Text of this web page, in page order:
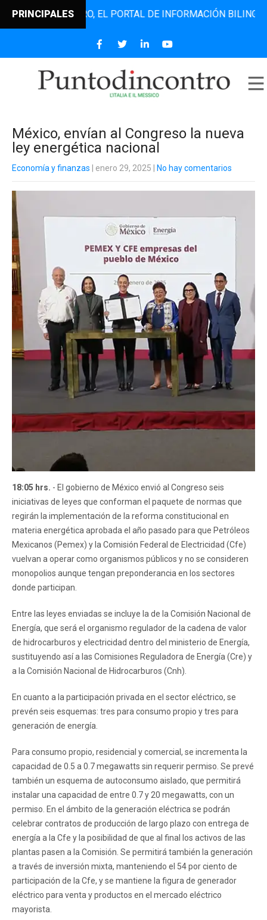
PRINCIPALESEL PORTAL DE INFORMACIÓN BILINGÜE
México, envían al Congreso la nueva
ley energética nacional
Economía y finanzas | enero 29, 2025 No hay comentarios
18:05 hrs. - El gobierno de México envió al Congreso seis
iniciativas de leyes que conforman el paquete de normas que
regirán la implementación de la reforma constitucional en
materia energética aprobada el año pasado para que Petróleos
Mexicanos (Pemex) y la Comisión Federal de Electricidad (Cfe)
vuelvan a operar como organismos públicos y no se consideren
monopolios aunque tengan preponderancia en los sectores
donde participan.
Entre las leyes enviadas se incluye la de la Comisión Nacional de
Energía, que será el organismo regulador de la cadena de valor
de hidrocarburos y electricidad dentro del ministerio de Energía,
sustituyendo así a las Comisiones Reguladora de Energía (Cre) y
a la Comisión Nacional de Hidrocarburos (Cnh).
En cuanto a la participación privada en el sector eléctrico, se
prevén seis esquemas: tres para consumo propio y tres para
generación de energía.
Para consumo propio, residencial y comercial, se incrementa la
capacidad de 0.5 a 0.7 megawatts sin requerir permiso. Se prevé
también un esquema de autoconsumo aislado, que permitirá
instalar una capacidad de entre 0.7 y 20 megawatts, con un
permiso. En el ámbito de la generación eléctrica se podrán
celebrar contratos de producción de largo plazo con entrega de
energía a la Cfe y la posibilidad de que al final los activos de las
plantas pasen a la Comisión. Se permitirá también la generación
a través de inversión mixta, manteniendo el 54 por ciento de
participación de la Cfe, y se mantiene la figura de generador
eléctrico para venta y productos en el mercado eléctrico
mayorista.